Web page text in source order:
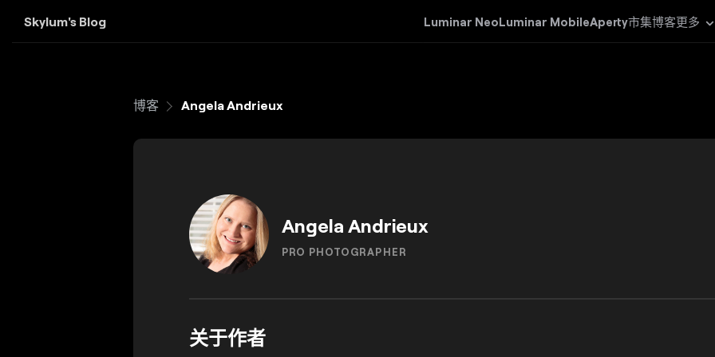
Skylum's Blog Luminar NeoLuminar MobileAperty市集博客更多
博客 Angela Andrieux
Angela Andrieux
PRO PHOTOGRAPHER
关于作者